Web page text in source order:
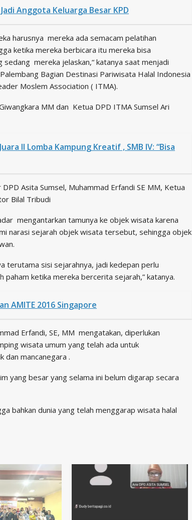
Anggota Keluarga Besar KPD
harusnya mereka ada semacam pelatihan
ketika mereka berbicara itu mereka bisa
mereka jelaskan,“ katanya saat menjadi
Bagian Destinasi Pariwisata Halal Indonesia
Moslem Association ( ITMA).
MM dan Ketua DPD ITMA Sumsel Ari
II Lomba Kampung Kreatif , SMB IV: “Bisa
Asita Sumsel, Muhammad Erfandi SE MM, Ketua
Bilal Tribudi
mengantarkan tamunya ke objek wisata karena
narasi sejarah objek wisata tersebut, sehingga objek
terutama sisi sejarahnya, jadi kedepan perlu
ketika mereka bercerita sejarah,” katanya.
AMITE 2016 Singapore
Erfandi, SE, MM mengatakan, diperlukan
wisata umum yang telah ada untuk
dan mancanegara .
yang besar yang selama ini belum digarap secara
bahkan dunia yang telah menggarap wisata halal